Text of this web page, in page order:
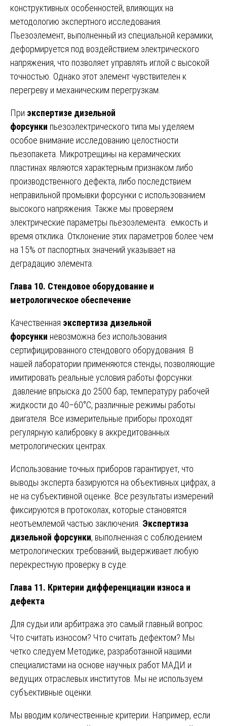
конструктивных особенностей, влияющих на
методологию экспертного исследования.
Пьезоэлемент, выполненный из специальной керамики,
деформируется под воздействием электрического
напряжения, что позволяет управлять иглой с высокой
точностью. Однако этот элемент чувствителен к
перегреву и механическим перегрузкам.
При экспертизе дизельной
форсунки пьезоэлектрического типа мы уделяем
особое внимание исследованию целостности
пьезопакета. Микротрещины на керамических
пластинах являются характерным признаком либо
производственного дефекта, либо последствием
неправильной промывки форсунки с использованием
высокого напряжения. Также мы проверяем
электрические параметры пьезоэлемента: емкость и
время отклика. Отклонение этих параметров более чем
на 15% от паспортных значений указывает на
деградацию элемента.
Глава 10. Стендовое оборудование и
метрологическое обеспечение
Качественная экспертиза дизельной
форсунки невозможна без использования
сертифицированного стендового оборудования. В
нашей лаборатории применяются стенды, позволяющие
имитировать реальные условия работы форсунки:
давление впрыска до 2500 бар, температуру рабочей
жидкости до 40–60°C, различные режимы работы
двигателя. Все измерительные приборы проходят
регулярную калибровку в аккредитованных
метрологических центрах.
Использование точных приборов гарантирует, что
выводы эксперта базируются на объективных цифрах, а
не на субъективной оценке. Все результаты измерений
фиксируются в протоколах, которые становятся
неотъемлемой частью заключения. Экспертиза
дизельной форсунки, выполненная с соблюдением
метрологических требований, выдерживает любую
перекрестную проверку в суде.
Глава 11. Критерии дифференциации износа и
дефекта
Для судьи или арбитража это самый главный вопрос.
Что считать износом? Что считать дефектом? Мы
четко следуем Методике, разработанной нашими
специалистами на основе научных работ МАДИ и
ведущих отраслевых институтов. Мы не используем
субъективные оценки.
Мы вводим количественные критерии. Например, если